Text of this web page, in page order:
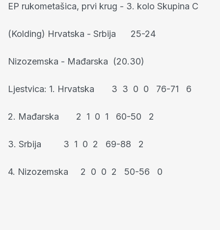
EP rukometašica, prvi krug - 3. kolo Skupina C
(Kolding) Hrvatska - Srbija 25-24
Nizozemska - Mađarska (20.30)
Ljestvica: 1. Hrvatska 3 3 0 0 76-71 6
2. Mađarska 2 1 0 1 60-50 2
3. Srbija 3 1 0 2 69-88 2
4. Nizozemska 2 0 0 2 50-56 0